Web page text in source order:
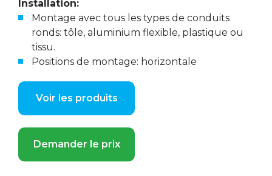
Installation:
Montage avec tous les types de conduits
ronds: tôle, aluminium flexible, plastique ou
tissu.
Positions de montage: horizontale
Voir les produits
Demander le prix